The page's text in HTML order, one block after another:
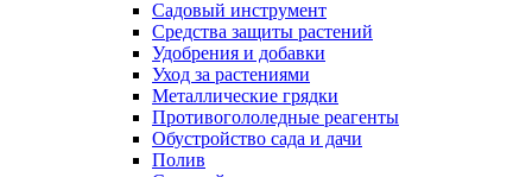
Садовый инструмент
Средства защиты растений
Удобрения и добавки
Уход за растениями
Металлические грядки
Противогололедные реагенты
Обустройство сада и дачи
Полив